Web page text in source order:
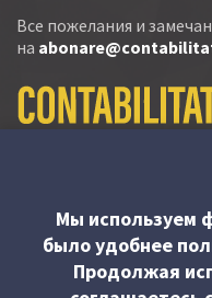
Все пожелания и
на
Мы используем
было удобнее
Продолжая